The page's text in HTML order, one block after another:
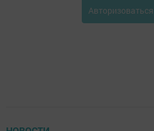
Авторизоваться